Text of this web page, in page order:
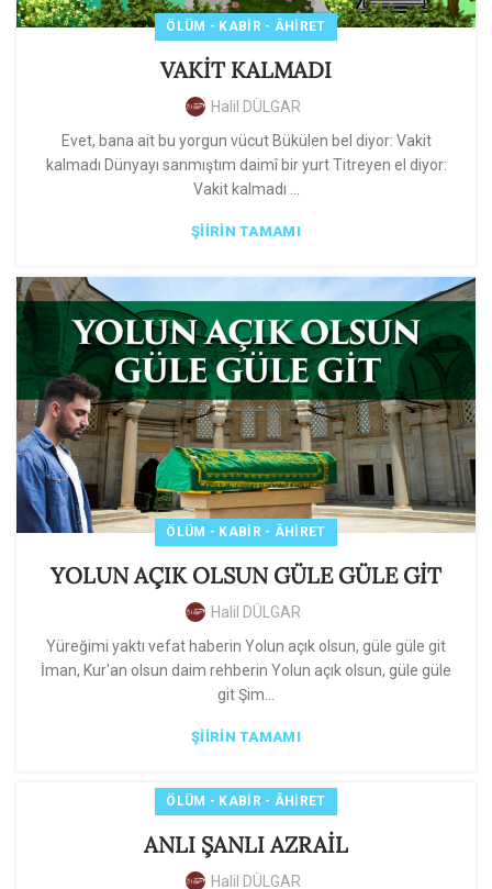
ÖLÜM - KABIR - ÂHIRET
VAKİT KALMADI
Halil DÜLGAR
Evet, bana ait bu yorgun vücut Bükülen bel diyor: Vakit
kalmadı Dünyayı sanmıştım daimî bir yurt Titreyen el diyor:
Vakit kalmadı ...
ŞIIRIN TAMAMI
ÖLÜM - KABIR - ÂHIRET
YOLUN AÇIK OLSUN GÜLE GÜLE GİT
Halil DÜLGAR
Yüreğimi yaktı vefat haberin Yolun açık olsun, güle güle git
İman, Kur'an olsun daim rehberin Yolun açık olsun, güle güle
git Şim...
ŞIIRIN TAMAMI
ÖLÜM - KABIR - ÂHIRET
ANLI ŞANLI AZRAİL
Halil DÜLGAR